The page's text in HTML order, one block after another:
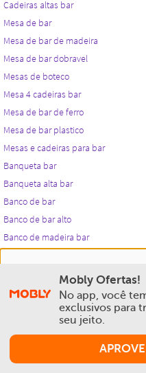
experiência na Mobly.
aceita esta condição
Política de Privacidade e
Mobly Ofertas!
No app, você
exclusivos para
seu jeito.